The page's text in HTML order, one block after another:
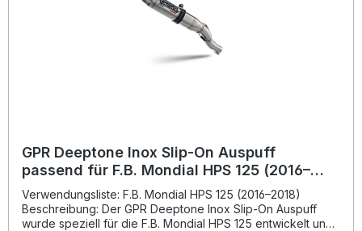
GPR Deeptone Inox Slip-On Auspuff
passend für F.B. Mondial HPS 125 (2016–
2018)
Verwendungsliste: F.B. Mondial HPS 125 (2016–2018)
Beschreibung: Der GPR Deeptone Inox Slip-On Auspuff
wurde speziell für die F.B. Mondial HPS 125 entwickelt und